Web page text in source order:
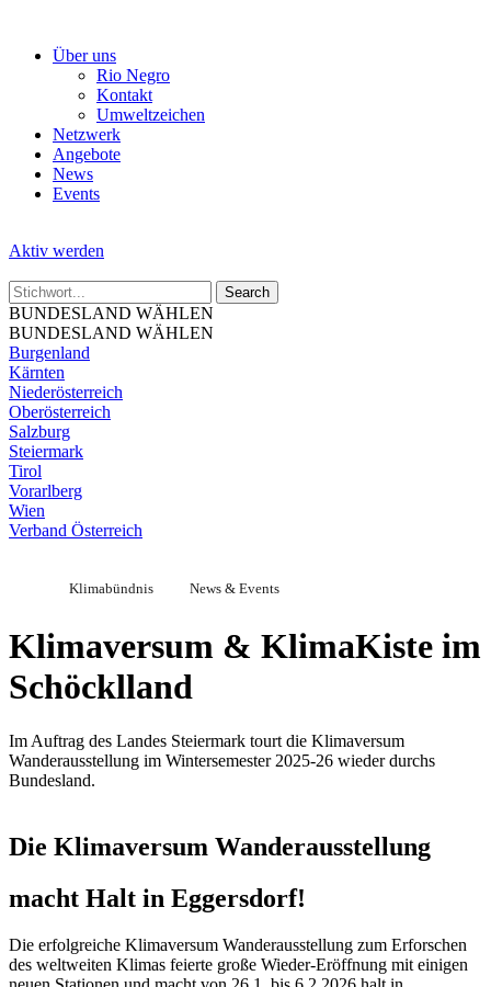
Über uns
Rio Negro
Kontakt
Umweltzeichen
Netzwerk
Angebote
News
Events
Aktiv werden
BUNDESLAND WÄHLEN
BUNDESLAND WÄHLEN
Burgenland
Kärnten
Niederösterreich
Oberösterreich
Salzburg
Steiermark
Tirol
Vorarlberg
Wien
Verband Österreich
Klimabündnis News & Events
Klimaversum & KlimaKiste im
Schöcklland
Im Auftrag des Landes Steiermark tourt die Klimaversum
Wanderausstellung im Wintersemester 2025-26 wieder durchs
Bundesland.
Die Klimaversum Wanderausstellung
macht Halt in Eggersdorf!
Die erfolgreiche Klimaversum Wanderausstellung zum Erforschen
des weltweiten Klimas feierte große Wieder-Eröffnung mit einigen